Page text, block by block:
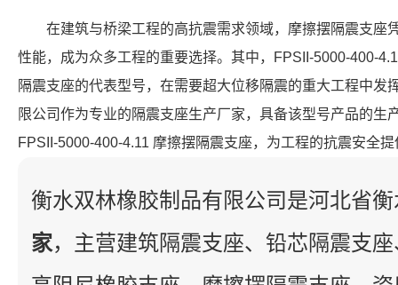
在建筑与桥梁工程的高抗震需求领域，摩擦摆隔震支座
性能，成为众多工程的重要选择。其中，FPSII-5000-400-
隔震支座的代表型号，在需要超大位移隔震的重大工程中发
限公司作为专业的隔震支座生产厂家，具备该型号产品的生
FPSII-5000-400-4.11 摩擦摆隔震支座，为工程的抗震安全
衡水双林橡胶制品有限公司是河北省
家，主营建筑隔震支座、铅芯隔震支